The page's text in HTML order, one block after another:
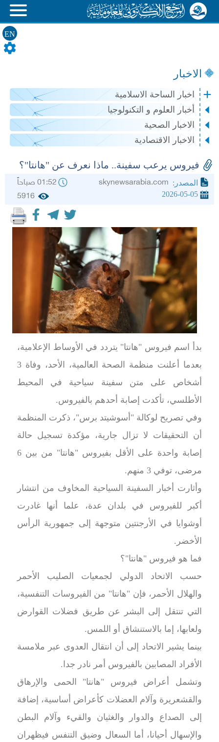
EN
الاخبار
اخبار الساحة الاسلامية
أخبار العلوم و التكنولوجيا
الاخبار الصحية
الاخبار الاقتصادية
فيروس يرعب سفينة.. ماذا نعرف عن "هانتا"؟
المصدر: 01:52 صباحاً
2026-05-05
5916
بدأ اسم فيروس "هانتا" يتردد في الأوساط الإعلامية،
بعدما أعلنت منظمة الصحة العالمية، الأحد، وفاة 3
أشخاص على متن سفينة سياحية في المحيط
الأطلسي، تأكدت إصابة أحدهم بالفيروس.
وفي تصريح لوكالة "أسوشيتد برس"، ذكرت المنظمة
أن التحقيقات لا تزال جارية، مؤكدة تسجيل حالة
إصابة واحدة على الأقل بفيروس "هانتا" من بين 6
مرضى، توفي 3 منهم.
وأثارت أخبار السفينة السياحية المخاوف من انتشار
أكبر للفيروس في بلدان عدة، علما أنها غادرت
أوشوايا في الأرجنتين متوجهة إلى جمهورية الرأس
الأخضر.
فما هو فيروس "هانتا"؟
حسب الاتحاد الدولي لجمعيات الصليب الأحمر
والهلال الأحمر، فإن "هانتا" من الفيروسات التنفسية،
التي تنتقل إلى البشر عن طريق فضلات القوارض
ولعابها، إما بالاستنشاق أو اللمس.
بينما يشير الاتحاد إلى أن انتقال العدوى عبر ملامسة
الأفراد المصابين بالفيروس أمر نادر جدا.
وتشمل أعراض فيروس "هانتا" الحمى والإرهاق
والقشعريرة وآلام العضلات كأعراض أساسية، إضافة
إلى الصداع والدوار والغثيان والقيء وآلام البطن
والإسهال أحيانا، أما السعال وضيق التنفس فيظهران